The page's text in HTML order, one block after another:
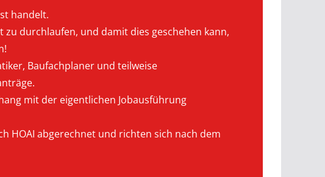
handelt.
zu durchlaufen, und damit dies geschehen kann,
Baufachplaner und teilweise
mit der eigentlichen Jobausführung
HOAI abgerechnet und richten sich nach dem